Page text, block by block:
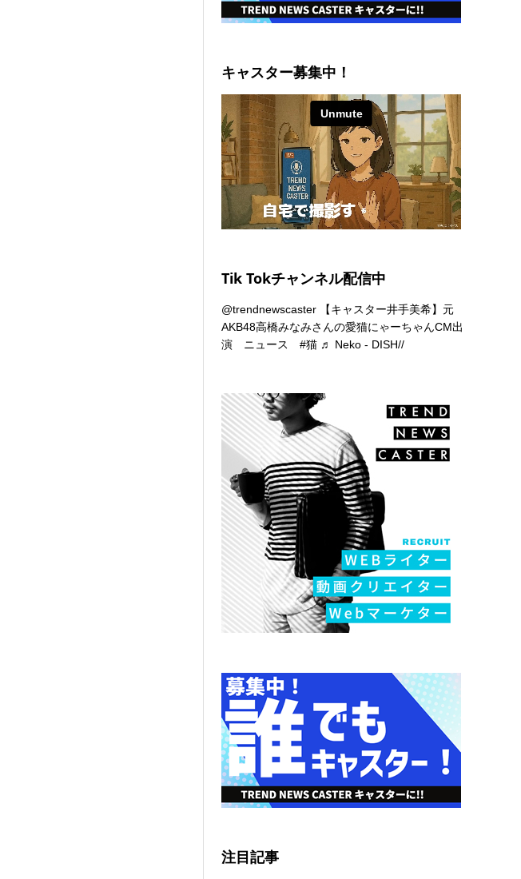
キャスター募集中！
Tik Tokチャンネル配信中
@trendnewscaster 【キャスター井手美希】元
AKB48高橋みなみさんの愛猫にゃーちゃんCM出
演 ニュース#猫 ♬ Neko - DISH//
注目記事